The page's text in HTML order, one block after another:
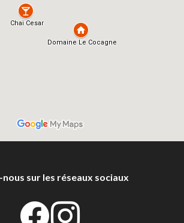
nous sur les réseaux sociaux